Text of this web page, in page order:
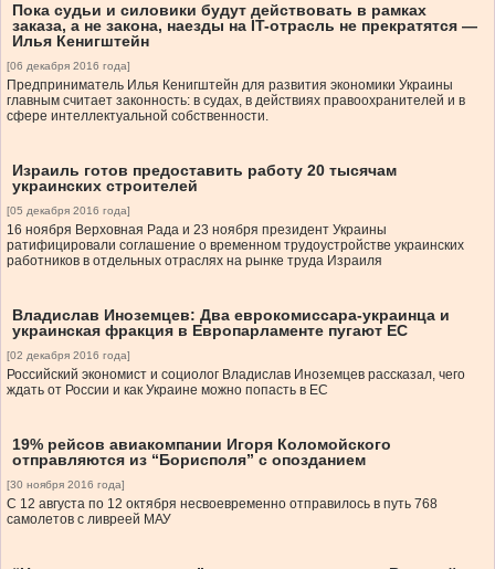
Пока судьи и силовики будут действовать в рамках
заказа, а не закона, наезды на IT-отрасль не прекратятся —
Илья Кенигштейн
[06 декабря 2016 года]
Предприниматель Илья Кенигштейн для развития экономики Украины
главным считает законность: в судах, в действиях правоохранителей и в
сфере интеллектуальной собственности.
Израиль готов предоставить работу 20 тысячам
украинских строителей
[05 декабря 2016 года]
16 ноября Верховная Рада и 23 ноября президент Украины
ратифицировали соглашение о временном трудоустройстве украинских
работников в отдельных отраслях на рынке труда Израиля
Владислав Иноземцев: Два еврокомиссара-украинца и
украинская фракция в Европарламенте пугают ЕС
[02 декабря 2016 года]
Российский экономист и социолог Владислав Иноземцев рассказал, чего
ждать от России и как Украине можно попасть в ЕС
19% рейсов авиакомпании Игоря Коломойского
отправляются из “Борисполя” с опозданием
[30 ноября 2016 года]
С 12 августа по 12 октября несвоевременно отправилось в путь 768
самолетов с ливреей МАУ